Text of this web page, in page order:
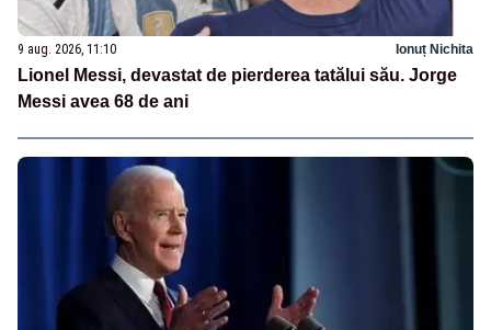
9 aug. 2026, 11:10 Ionuț Nichita
Lionel Messi, devastat de pierderea tatălui său. Jorge
Messi avea 68 de ani